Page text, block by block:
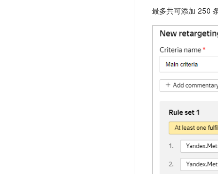
最多共可添加 250